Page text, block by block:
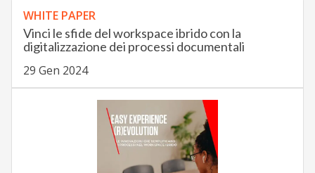
WHITE PAPER
Vinci le sfide del workspace ibrido con la
digitalizzazione dei processi documentali
29 Gen 2024